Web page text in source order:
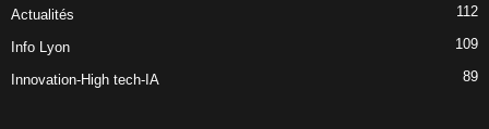
Actualités 112
Info Lyon 109
Innovation-High tech-IA 89